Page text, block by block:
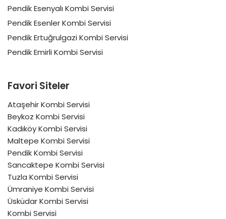
Pendik Esenyalı Kombi Servisi
Pendik Esenler Kombi Servisi
Pendik Ertuğrulgazi Kombi Servisi
Pendik Emirli Kombi Servisi
Favori Siteler
Ataşehir Kombi Servisi
Beykoz Kombi Servisi
Kadıköy Kombi Servisi
Maltepe Kombi Servisi
Pendik Kombi Servisi
Sancaktepe Kombi Servisi
Tuzla Kombi Servisi
Ümraniye Kombi Servisi
Üsküdar Kombi Servisi
Kombi Servisi